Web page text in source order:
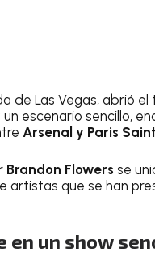
de Las Vegas, abrió
escenario sencillo,
Arsenal y Paris
Brandon Flowers se
artistas que se han
en un show